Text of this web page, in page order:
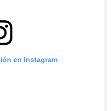
en Instagram